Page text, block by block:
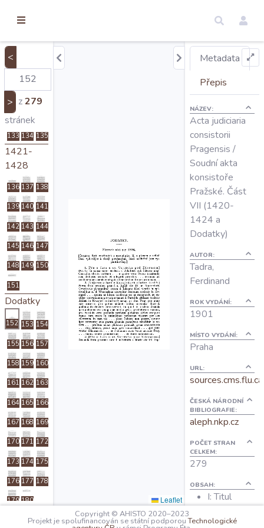
Úvod
Edice
Regesty
Hledat
Mapy
O projektu
Autoři
Nápověda
<
> z279
stránek
122 123
1420-
1423
125
127 128 129
130 131
133 134 135
1421-
1428
136 137 138
139 140 141
142 143 144
145 146 147
148 149 150
151
Dodatky
152 153 154
155 156 157
158 159 160
161 162 163
164 165 166
167 168 169
170 171 172
173 174 175
176 177 178
179 180
Zlomky
Leaflet
Metadata
Přepis
NÁZEV:
Acta judiciaria
consistorii
Pragensis /
Soudní akta
konsistoře
Pražské. Část
VII (1420-
1424 a
Dodatky)
AUTOR:
Tadra,
Ferdinand
ROK VYDÁNÍ:
1901
MÍSTO VYDÁNÍ:
Praha
URL:
ČESKÁ NÁRODNÍ
BIBLIOGRAFIE:
aleph.nkp.cz
POČET STRAN
CELKEM:
279
OBSAH:
I: Titul
XI:
Copyright © AHISTO 2020–2023
Projekt je spolufinancován se státní podporouTechnologické